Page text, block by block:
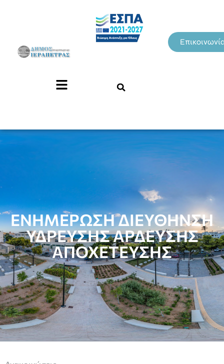
ΕΝΗΜΕΡΩΣΗ ΔΙΕΥΘΗΝΣΗ
ΥΔΡΕΥΣΗΣ ΑΡΔΕΥΣΗΣ
ΑΠΟΧΕΤΕΥΣΗΣ